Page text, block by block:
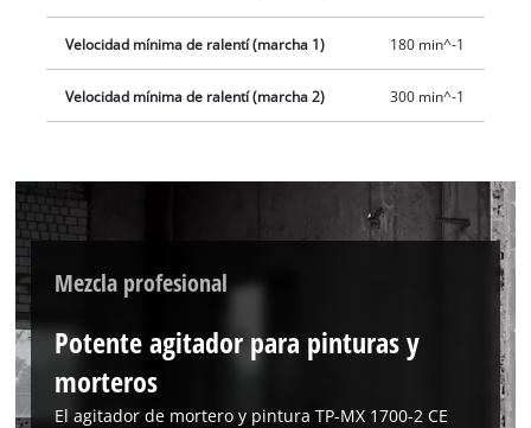
Velocidad mínima de ralentí (marcha 1) 180 min^-1
Velocidad mínima de ralentí (marcha 2) 300 min^-1
Mezcla profesional
Potente agitador para pinturas y
morteros
El agitador de mortero y pintura TP-MX 1700-2 CE